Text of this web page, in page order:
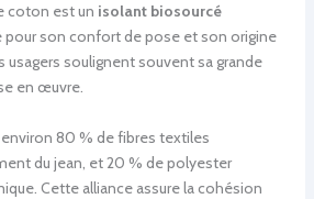
coton est un isolant biosourcé
pour son confort de pose et son origine
usagers soulignent souvent sa grande
en œuvre.
80 % de fibres textiles
du jean, et 20 % de polyester
Cette alliance assure la cohésion